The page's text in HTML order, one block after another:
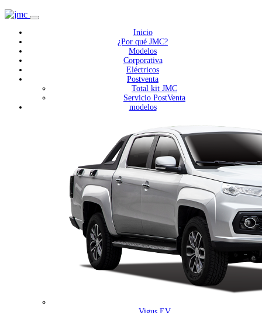
Inicio
¿Por qué JMC?
Modelos
Corporativa
Eléctricos
Postventa
Total kit JMC
Servicio PostVenta
modelos